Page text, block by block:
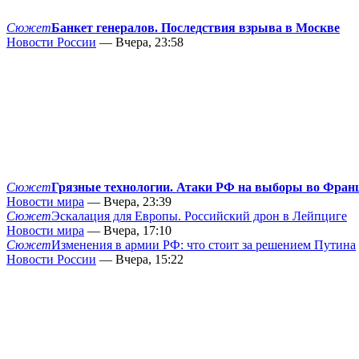
СюжетБанкет генералов. Последствия взрыва в Москве
Новости России — Вчера, 23:58
СюжетГрязные технологии. Атаки РФ на выборы во
Новости мира — Вчера, 23:39
СюжетЭскалация для Европы. Российский дрон в Лейпциге
Новости мира — Вчера, 17:10
СюжетИзменения в армии РФ: что стоит за решением Путина
Новости России — Вчера, 15:22